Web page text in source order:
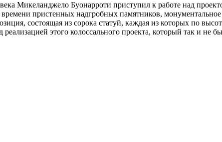
Микеланджело Буонарроти приступил к работе над
времени пристенных надгробных памятников,
состоящая из сорока статуй, каждая из которых по
этого колоссального проекта, который так и не